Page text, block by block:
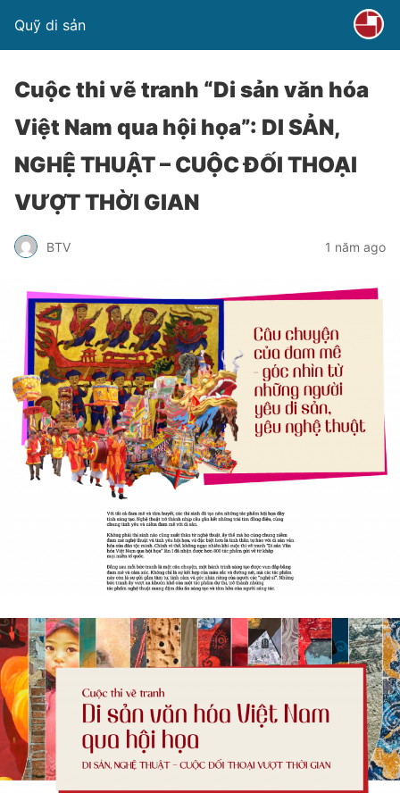
Quỹ di sản
Cuộc thi vẽ tranh “Di sản văn hóa
Việt Nam qua hội họa”: DI SẢN,
NGHỆ THUẬT – CUỘC ĐỐI THOẠI
VƯỢT THỜI GIAN
BTV 1 năm ago